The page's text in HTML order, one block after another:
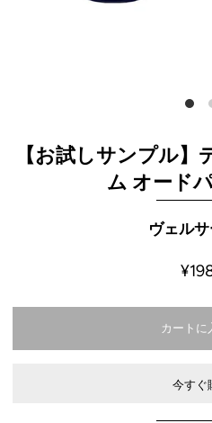
【お試しサンプル】
ム オード
ヴェル
今すぐ